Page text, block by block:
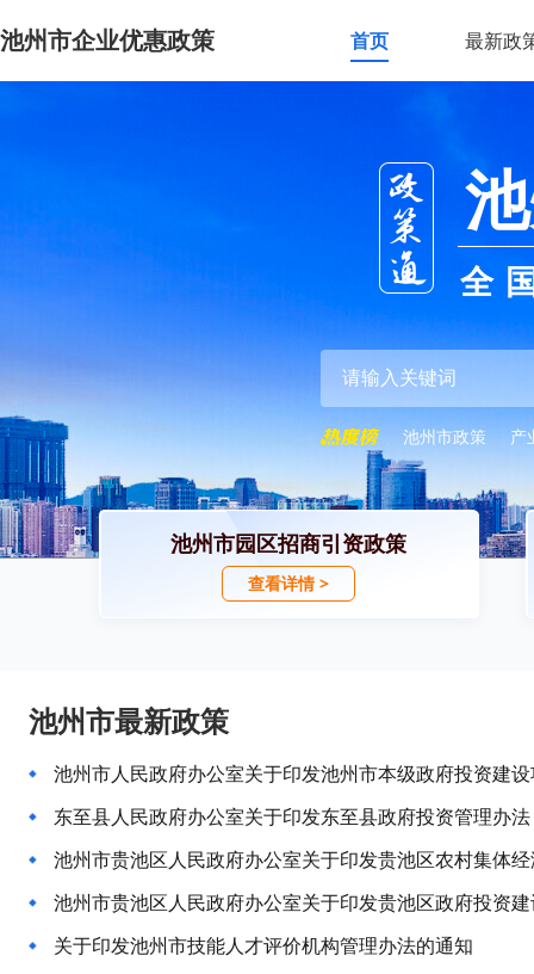
池州市企业优惠政策 首页 最新政
全
池州市政策 产
池州市园区招商引资政策
查看详情 >
池州市最新政策
池州市人民政府办公室关于印发池州市本级政府投资建
东至县人民政府办公室关于印发东至县政府投资管理办
池州市贵池区人民政府办公室关于印发贵池区农村集体
关于印发池州市技能人才评价机构管理办法的通知